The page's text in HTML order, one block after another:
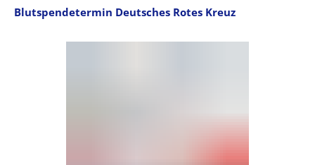
Blutspendetermin Deutsches Rotes Kreuz